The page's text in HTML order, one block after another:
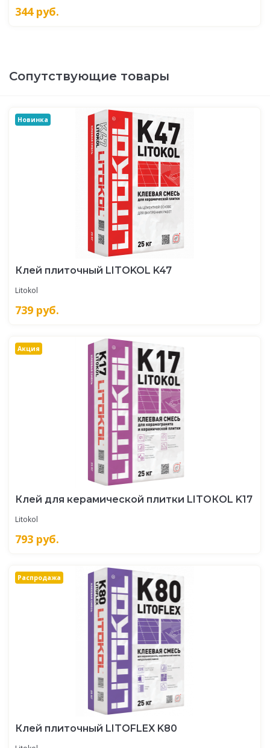
344руб.
Сопутствующие товары
Новинка
Клей плиточный LITOKOL K47
Litokol
739 руб.
Акция
Клей для керамической плитки LITOКOL K17
Litokol
793 руб.
Распродажа
Клей плиточный LITOFLEX K80